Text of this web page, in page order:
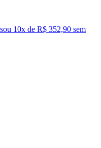
ou 10x de R$ 352,90 sem